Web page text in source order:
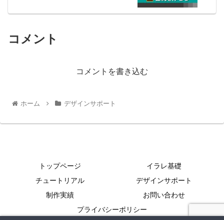
コメント
コメントを書き込む
ホーム デザインサポート
トップページ
イラレ基礎
チュートリアル
デザインサポート
制作実績
お問い合わせ
プライバシーポリシー